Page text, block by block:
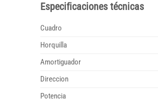
Especificaciones técnicas
Cuadro
Horquilla
Amortiguador
Direccion
Potencia